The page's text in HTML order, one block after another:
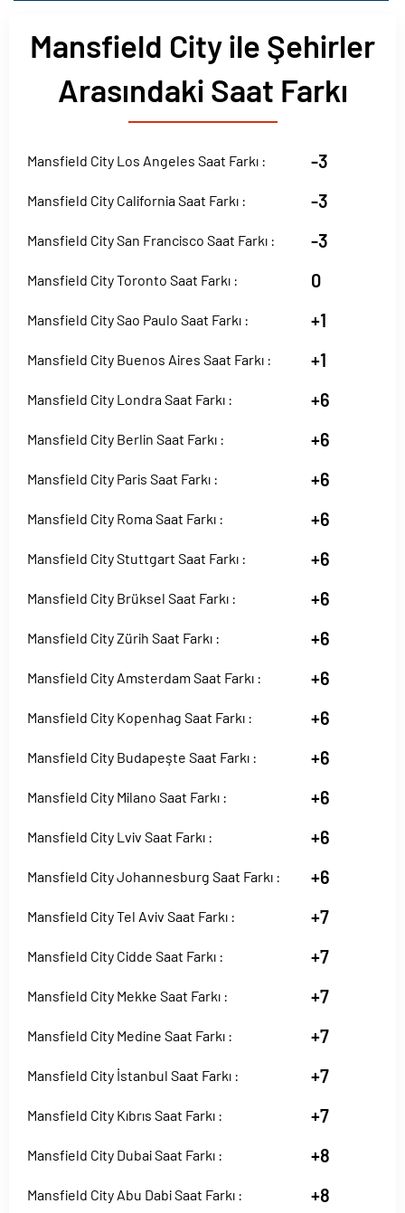
Mansfield City ile Şehirler
Arasındaki Saat Farkı
Mansfield City Los Angeles Saat Farkı : -3
Mansfield City California Saat Farkı : -3
Mansfield City San Francisco Saat Farkı : -3
Mansfield City Toronto Saat Farkı : 0
Mansfield City Sao Paulo Saat Farkı : +1
Mansfield City Buenos Aires Saat Farkı : +1
Mansfield City Londra Saat Farkı : +6
Mansfield City Berlin Saat Farkı : +6
Mansfield City Paris Saat Farkı : +6
Mansfield City Roma Saat Farkı : +6
Mansfield City Stuttgart Saat Farkı : +6
Mansfield City Brüksel Saat Farkı : +6
Mansfield City Zürih Saat Farkı : +6
Mansfield City Amsterdam Saat Farkı : +6
Mansfield City Kopenhag Saat Farkı : +6
Mansfield City Budapeşte Saat Farkı : +6
Mansfield City Milano Saat Farkı : +6
Mansfield City Lviv Saat Farkı : +6
Mansfield City Johannesburg Saat Farkı : +6
Mansfield City Tel Aviv Saat Farkı : +7
Mansfield City Cidde Saat Farkı : +7
Mansfield City Mekke Saat Farkı : +7
Mansfield City Medine Saat Farkı : +7
Mansfield City İstanbul Saat Farkı : +7
Mansfield City Kıbrıs Saat Farkı : +7
Mansfield City Dubai Saat Farkı : +8
Mansfield City Abu Dabi Saat Farkı : +8